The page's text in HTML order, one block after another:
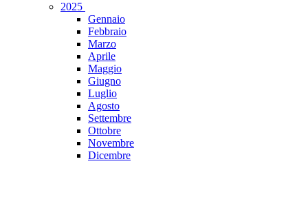
2025
Gennaio
Febbraio
Marzo
Aprile
Maggio
Giugno
Luglio
Agosto
Settembre
Ottobre
Novembre
Dicembre